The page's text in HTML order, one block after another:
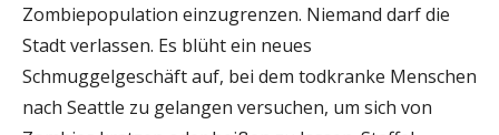
Zombiepopulation einzugrenzen. Niemand darf die
Stadt verlassen. Es blüht ein neues
Schmuggelgeschäft auf, bei dem todkranke Menschen
nach Seattle zu gelangen versuchen, um sich von